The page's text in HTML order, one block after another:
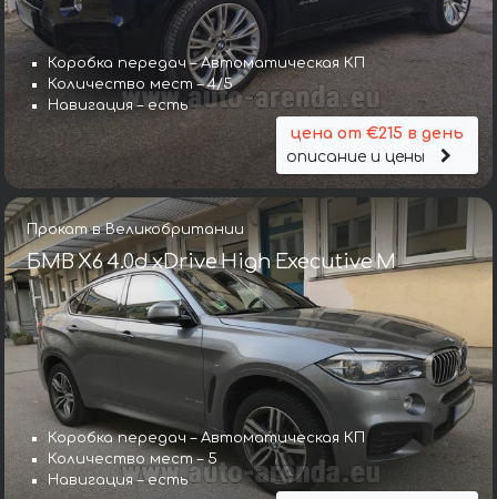
Коробка передач – Автоматическая КП
Количество мест – 4/5
Навигация – есть
цена от €215 в день
описание и цены
Прокат в Великобритании
БМВ X6 4.0d xDrive High Executive M
Коробка передач – Автоматическая КП
Количество мест – 5
Навигация – есть